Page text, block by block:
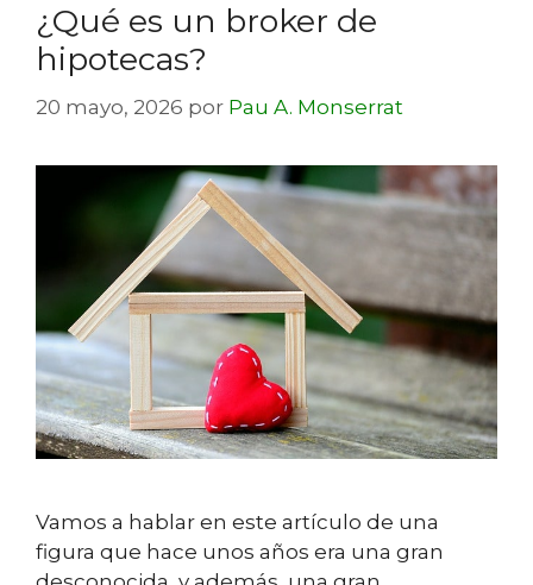
¿Qué es un broker de
hipotecas?
20 mayo, 2026 por Pau A. Monserrat
Vamos a hablar en este artículo de una
figura que hace unos años era una gran